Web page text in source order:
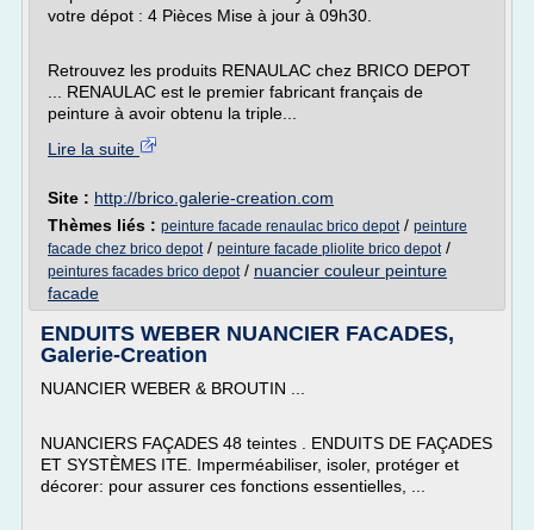
votre dépot : 4 Pièces Mise à jour à 09h30.
Retrouvez les produits RENAULAC chez BRICO DEPOT
... RENAULAC est le premier fabricant français de
peinture à avoir obtenu la triple...
Lire la suite
Site : http://brico.galerie-creation.com
Thèmes liés : peinture facade renaulac brico depot/ peinture
facade chez brico depot/ peinture facade pliolite brico depot/
peintures facades brico depot/ nuancier couleur peinture
facade
ENDUITS WEBER NUANCIER FACADES,
Galerie-Creation
NUANCIER WEBER & BROUTIN ...
NUANCIERS FAÇADES 48 teintes . ENDUITS DE FAÇADES
ET SYSTÈMES ITE. Imperméabiliser, isoler, protéger et
décorer: pour assurer ces fonctions essentielles, ...